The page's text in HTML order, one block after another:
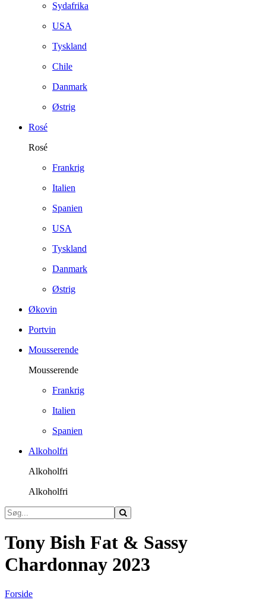
Sydafrika
USA
Tyskland
Chile
Danmark
Østrig
Rosé
Rosé
Frankrig
Italien
Spanien
USA
Tyskland
Danmark
Østrig
Økovin
Portvin
Mousserende
Mousserende
Frankrig
Italien
Spanien
Alkoholfri
Alkoholfri
Alkoholfri
Tony Bish Fat & Sassy
Chardonnay 2023
Forside